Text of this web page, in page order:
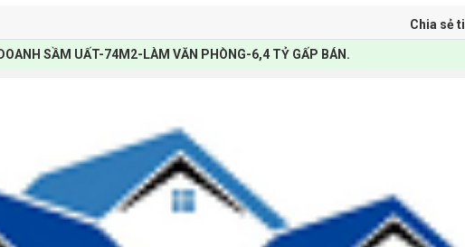
Chia sẻ
SẦM UẤT-74M2-LÀM VĂN PHÒNG-6,4 TỶ GẤP BÁN.